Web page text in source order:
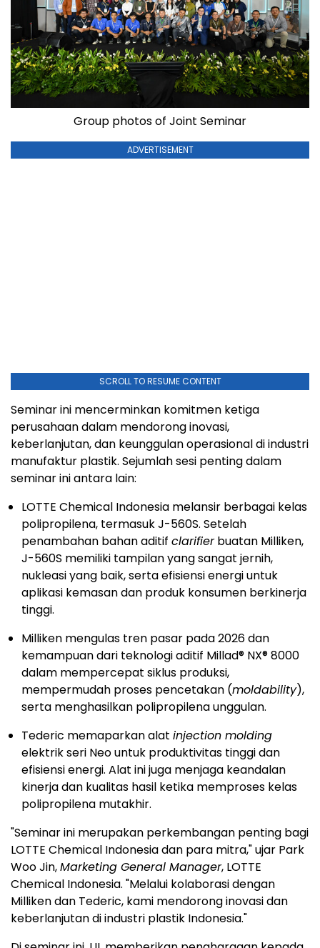
Group photos of Joint Seminar
ADVERTISEMENT
SCROLL TO RESUME CONTENT
Seminar ini mencerminkan komitmen ketiga
perusahaan dalam mendorong inovasi,
keberlanjutan, dan keunggulan operasional di industri
manufaktur plastik. Sejumlah sesi penting dalam
seminar ini antara lain:
LOTTE Chemical Indonesia melansir berbagai kelas
polipropilena, termasuk J-560S. Setelah
penambahan bahan aditif clarifierbuatan Milliken,
J-560S memiliki tampilan yang sangat jernih,
nukleasi yang baik, serta efisiensi energi untuk
aplikasi kemasan dan produk konsumen berkinerja
tinggi.
Milliken mengulas tren pasar pada 2026 dan
kemampuan dari teknologi aditif Millad® NX® 8000
dalam mempercepat siklus produksi,
mempermudah proses pencetakan (moldability),
serta menghasilkan polipropilena unggulan.
Tederic memaparkan alat injection molding
elektrik seri Neo untuk produktivitas tinggi dan
efisiensi energi. Alat ini juga menjaga keandalan
kinerja dan kualitas hasil ketika memproses kelas
polipropilena mutakhir.
"Seminar ini merupakan perkembangan penting bagi
LOTTE Chemical Indonesia dan para mitra," ujar Park
Woo Jin,Marketing General Manager, LOTTE
Chemical Indonesia. "Melalui kolaborasi dengan
Milliken dan Tederic, kami mendorong inovasi dan
keberlanjutan di industri plastik Indonesia."